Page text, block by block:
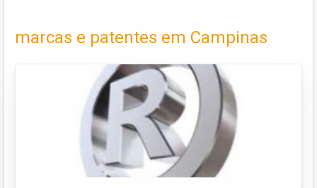
marcas e patentes em Campinas